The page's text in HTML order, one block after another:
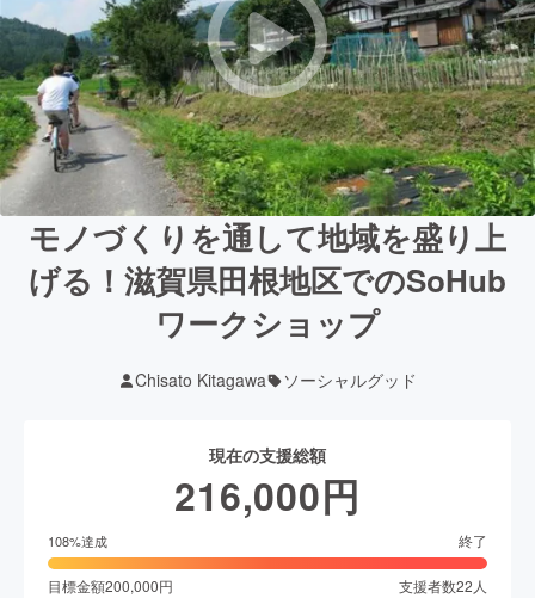
モノづくりを通して地域を盛り上
げる！滋賀県田根地区でのSoHub
ワークショップ
Chisato Kitagawa ソーシャルグッド
現在の支援総額
216,000円
108%達成 終了
目標金額200,000円 支援者数22 人